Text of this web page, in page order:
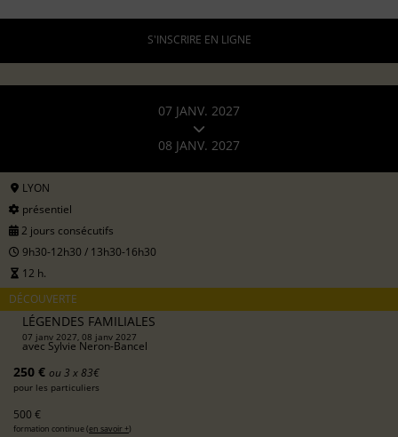
S'INSCRIRE EN LIGNE
07 JANV. 2027
08 JANV. 2027
LYON
présentiel
2 jours consécutifs
9h30-12h30 / 13h30-16h30
12 h.
DÉCOUVERTE
LÉGENDES FAMILIALES
07 janv 2027, 08 janv 2027
avec Sylvie Neron-Bancel
250 € ou 3 x 83€
pour les particuliers
500 €
formation continue (en savoir +)